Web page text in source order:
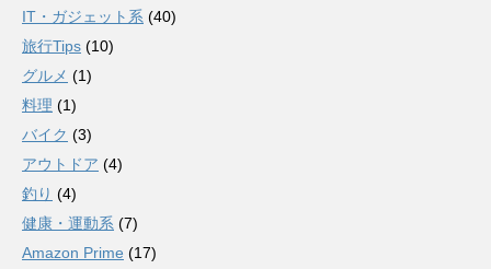
IT・ガジェット系 (40)
旅行Tips (10)
グルメ (1)
料理 (1)
バイク (3)
アウトドア (4)
釣り (4)
健康・運動系 (7)
Amazon Prime (17)